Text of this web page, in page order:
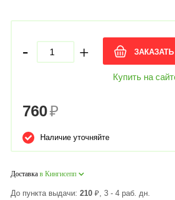
- + ЗАКАЗАТЬ
Купить на
760₽
Наличие уточняйте
Доставка в Кингисепп
До пункта выдачи: 210 ₽, 3 - 4 раб. дн.